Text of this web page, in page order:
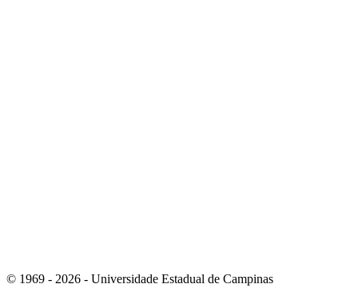
© 1969 - 2026 - Universidade Estadual de Campinas